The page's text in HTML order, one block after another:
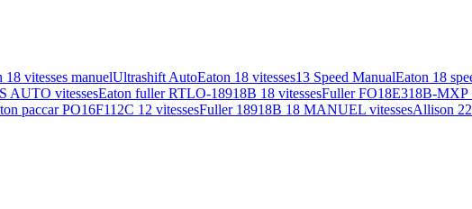
18 vitesses manuelUltrashift AutoEaton 18 vitesses13 Speed ManualEaton 18
AUTO vitessesEaton fuller RTLO-18918B 18 vitessesFuller FO18E318B-MXP
paccar PO16F112C 12 vitessesFuller 18918B 18 MANUEL vitessesAllison